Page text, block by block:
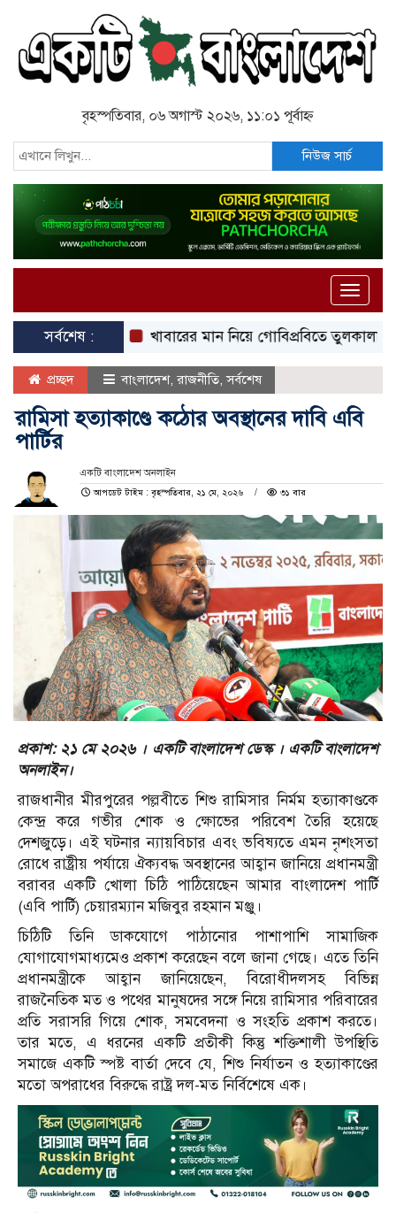
বৃহস্পতিবার, ০৬ অগাস্ট ২০২৬, ১১:০১ পূর্বাহ্ন
নিউজ সার্চ
Toggle
সর্বশেষ :
খাবারের মান নিয়ে গোবিপ্রবিতে তুলকালাম, আহত
প্রচ্ছদ বাংলাদেশ, রাজনীতি,সর্বশেষ
রামিসা হত্যাকাণ্ডে কঠোর অবস্থানের দাবি এবি
পার্টির
একটি বাংলাদেশ অনলাইন
আপডেট টাইম : বৃহস্পতিবার, ২১ মে, ২০২৬
৩১ বার
প্রকাশ: ২১ মে ২০২৬ । একটি বাংলাদেশ ডেস্ক । একটি বাংলাদেশ
অনলাইন।
রাজধানীর মীরপুরের পল্লবীতে শিশু রামিসার নির্মম হত্যাকাণ্ডকে
কেন্দ্র করে গভীর শোক ও ক্ষোভের পরিবেশ তৈরি হয়েছে
দেশজুড়ে। এই ঘটনার ন্যায়বিচার এবং ভবিষ্যতে এমন নৃশংসতা
রোধে রাষ্ট্রীয় পর্যায়ে ঐক্যবদ্ধ অবস্থানের আহ্বান জানিয়ে প্রধানমন্ত্রী
বরাবর একটি খোলা চিঠি পাঠিয়েছেন আমার বাংলাদেশ পার্টি
(এবি পার্টি) চেয়ারম্যান মজিবুর রহমান মঞ্জু।
চিঠিটি তিনি ডাকযোগে পাঠানোর পাশাপাশি সামাজিক
যোগাযোগমাধ্যমেও প্রকাশ করেছেন বলে জানা গেছে। এতে তিনি
প্রধানমন্ত্রীকে আহ্বান জানিয়েছেন, বিরোধীদলসহ বিভিন্ন
রাজনৈতিক মত ও পথের মানুষদের সঙ্গে নিয়ে রামিসার পরিবারের
প্রতি সরাসরি গিয়ে শোক, সমবেদনা ও সংহতি প্রকাশ করতে।
তার মতে, এ ধরনের একটি প্রতীকী কিন্তু শক্তিশালী উপস্থিতি
সমাজে একটি স্পষ্ট বার্তা দেবে যে, শিশু নির্যাতন ও হত্যাকাণ্ডের
মতো অপরাধের বিরুদ্ধে রাষ্ট্র দল-মত নির্বিশেষে এক।